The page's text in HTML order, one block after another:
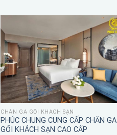
CHĂN GA GỐI KHÁCH SẠN
PHÚC CHUNG CUNG CẤP CHĂN GA
GỐI KHÁCH SẠN CAO CẤP